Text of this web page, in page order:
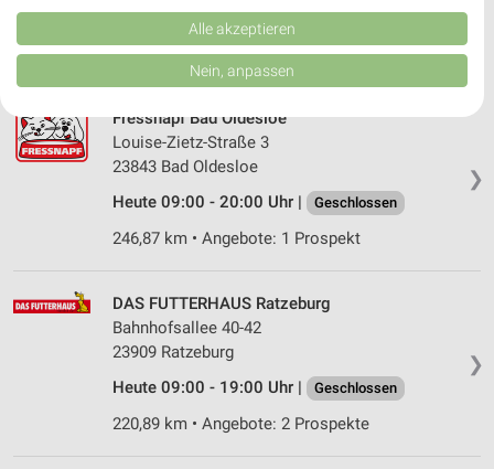
Heute 09:00 - 19:00 Uhr | Geschlossen
245,49 km • Angebote: 2 Prospekte
❯
Fressnapf Bad Oldesloe
Louise-Zietz-Straße 3
23843 Bad Oldesloe
Heute 09:00 - 20:00 Uhr |
Geschlossen
246,87 km • Angebote: 1 Prospekt
❯
DAS FUTTERHAUS Ratzeburg
Bahnhofsallee 40-42
23909 Ratzeburg
Heute 09:00 - 19:00 Uhr |
Geschlossen
220,89 km • Angebote: 2 Prospekte
Kombinationen von Daten aus verschiedenen Quellen. Entwicklung und
Verbesserung der Angebote. Verwendung reduzierter Daten zur Auswahl
von Inhalten.
Daten können außerhalb der Europäischen Union weitergegeben und in die
Website/App.
Partnerliste anzeigen (1 IAB-Anbieter)
IAB-Verarbeitungszwecke:
Speichern von oder Zugriff auf Informationen
Verwendung reduzierter Daten zur Auswahl von
Werbeanzeigen
Verwendung von Profilen zur Auswahl
Alle akzeptieren
Nein, anpassen